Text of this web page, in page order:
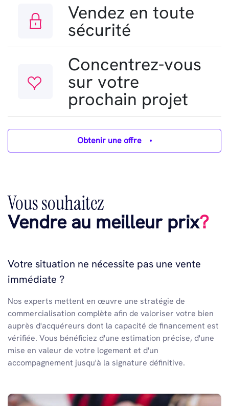
Vendez en toute
sécurité
Concentrez-vous
sur votre
prochain projet
Obtenir une offre
Vous souhaitez
Vendre au meilleur prix?
Votre situation ne nécessite pas une vente
immédiate ?
Nos experts mettent en œuvre une stratégie de
commercialisation complète afin de valoriser votre bien
auprès d'acquéreurs dont la capacité de financement est
vérifiée. Vous bénéficiez d'une estimation précise, d'une
mise en valeur de votre logement et d'un
accompagnement jusqu'à la signature définitive.